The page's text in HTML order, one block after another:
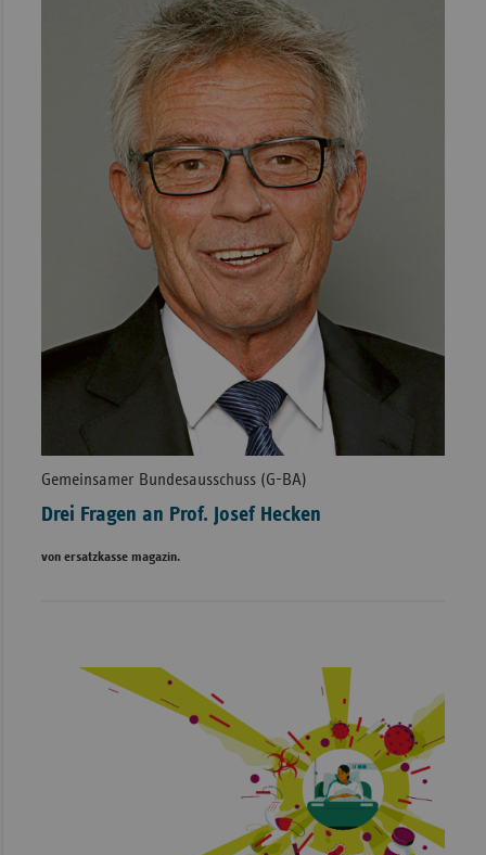
Gemeinsamer Bundesausschuss (G-BA)
Drei Fragen an Prof. Josef Hecken
von ersatzkasse magazin.